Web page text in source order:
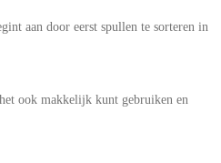
aan door eerst spullen te sorteren in
ook makkelijk kunt gebruiken en